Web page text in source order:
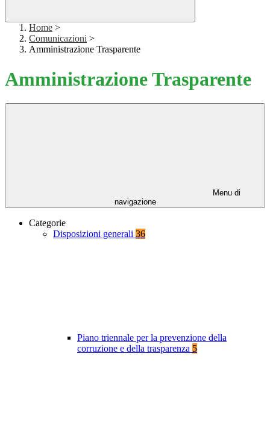
Home >
Comunicazioni >
Amministrazione Trasparente
Amministrazione Trasparente
Menu di
navigazione
Categorie
Disposizioni generali 36
Piano triennale per la prevenzione della
corruzione e della trasparenza 5